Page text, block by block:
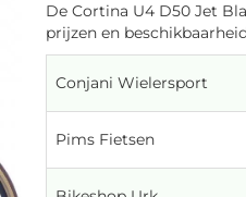
De Cortina U4 D50 Jet
prijzen en
Conjani Wielersport
Pims Fietsen